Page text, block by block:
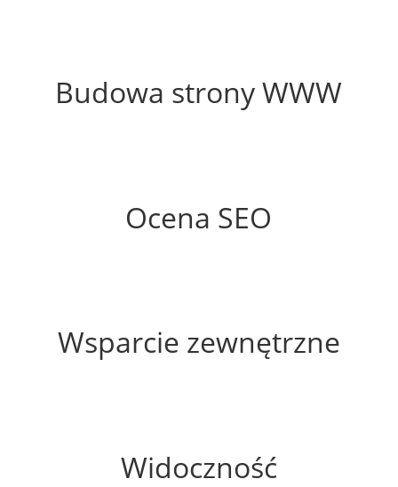
Budowa strony WWW
Ocena SEO
Wsparcie zewnętrzne
Widoczność